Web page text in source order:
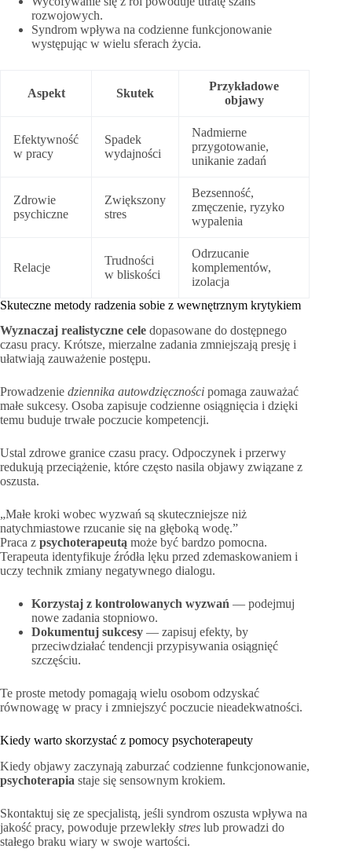
rozwojowych.
Syndrom wpływa na codzienne funkcjonowanie
występując w wielu sferach życia.
Aspekt Skutek
Przykładowe
objawy
Efektywność
w pracy
Spadek
wydajności
Nadmierne
przygotowanie,
unikanie zadań
Zdrowie
psychiczne
Zwiększony
stres
Bezsenność,
zmęczenie, ryzyko
wypalenia
Relacje
Trudności
w bliskości
Odrzucanie
komplementów,
izolacja
Skuteczne metody radzenia sobie z wewnętrznym krytykiem
Wyznaczaj realistyczne cele dopasowane do dostępnego
czasu pracy. Krótsze, mierzalne zadania zmniejszają presję i
ułatwiają zauważenie postępu.
Prowadzenie dziennika autowdzięczności pomaga zauważać
małe sukcesy. Osoba zapisuje codzienne osiągnięcia i dzięki
temu buduje trwałe poczucie kompetencji.
Ustal zdrowe granice czasu pracy. Odpoczynek i przerwy
redukują przeciążenie, które często nasila objawy związane z
oszusta.
„Małe kroki wobec wyzwań są skuteczniejsze niż
natychmiastowe rzucanie się na głęboką wodę.”
Praca z psychoterapeutą może być bardzo pomocna.
Terapeuta identyfikuje źródła lęku przed zdemaskowaniem i
uczy technik zmiany negatywnego dialogu.
Korzystaj z kontrolowanych wyzwań — podejmuj
nowe zadania stopniowo.
Dokumentuj sukcesy — zapisuj efekty, by
przeciwdziałać tendencji przypisywania osiągnięć
szczęściu.
Te proste metody pomagają wielu osobom odzyskać
równowagę w pracy i zmniejszyć poczucie nieadekwatności.
Kiedy warto skorzystać z pomocy psychoterapeuty
Kiedy objawy zaczynają zaburzać codzienne funkcjonowanie,
psychoterapia staje się sensownym krokiem.
Skontaktuj się ze specjalistą, jeśli syndrom oszusta wpływa na
jakość pracy, powoduje przewlekły stres lub prowadzi do
stałego braku wiary w swoje wartości.